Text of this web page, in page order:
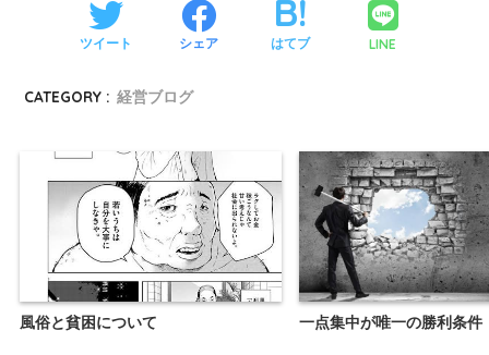
ツイート シェア はてブ LINE
CATEGORY : 経営ブログ
風俗と貧困について 一点集中が唯一の勝利条件